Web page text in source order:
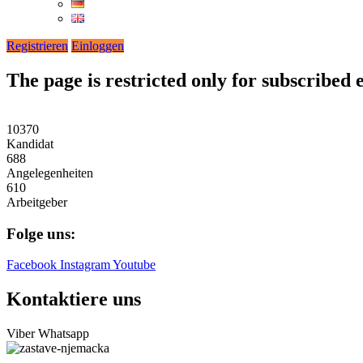
Registrieren Einloggen
The page is restricted only for subscribed
10370
Kandidat
688
Angelegenheiten
610
Arbeitgeber
Folge uns:
Facebook InstagramYoutube
Kontaktiere uns
Viber Whatsapp